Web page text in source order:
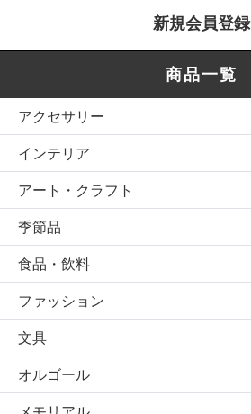
新規会員登録
商品一覧
アクセサリー
インテリア
アート・クラフト
季節品
食品・飲料
ファッション
文具
オルゴール